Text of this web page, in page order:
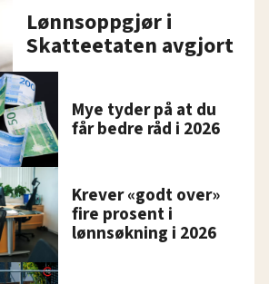
Lønnsoppgjør i
Skatteetaten avgjort
Mye tyder på at du
får bedre råd i 2026
Krever «godt over»
fire prosent i
lønnsøkning i 2026